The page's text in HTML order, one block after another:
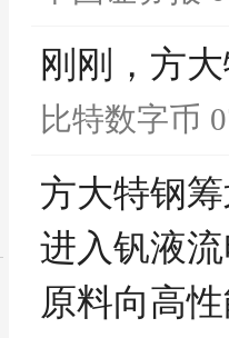
刚刚，方
比特数字币
方大特钢
进入钒液
原料向高